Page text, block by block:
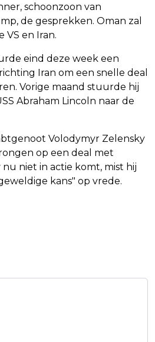
schoonzoon van
de gesprekken. Oman zal
VS en Iran.
eind deze week een
Iran om een snelle deal
Vorige maand stuurde hij
Abraham Lincoln naar de
Volodymyr Zelensky
op een deal met
nu niet in actie komt, mist hij
kans" op vrede.
VAN VERENIGDE
EN
GEVONDEN IN